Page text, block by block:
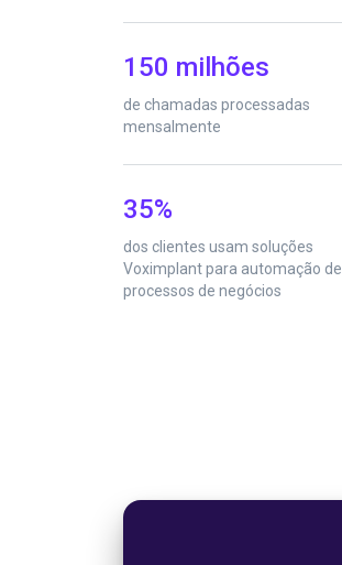
150 milhões
de chamadas processadas
mensalmente
35%
dos clientes usam soluções
Voximplant para automação de
processos de negócios